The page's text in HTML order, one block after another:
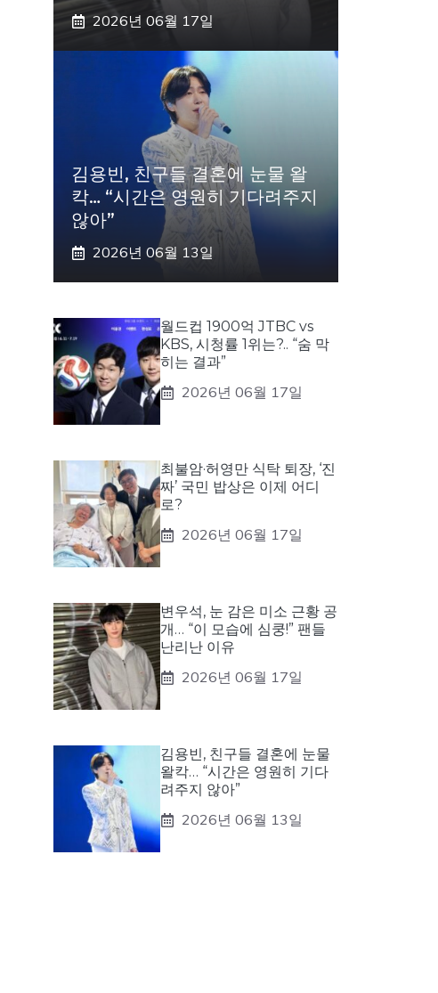
2026년 06월 17일
김용빈, 친구들 결혼에 눈물 왈
칵… “시간은 영원히 기다려주지
않아”
2026년 06월 13일
월드컵 1900억 JTBC vs
KBS, 시청률 1위는?.. “숨 막
히는 결과”
2026년 06월 17일
최불암·허영만 식탁 퇴장, ‘진
짜’ 국민 밥상은 이제 어디
로?
2026년 06월 17일
변우석, 눈 감은 미소 근황 공
개… “이 모습에 심쿵!” 팬들
난리난 이유
2026년 06월 17일
김용빈, 친구들 결혼에 눈물
왈칵… “시간은 영원히 기다
려주지 않아”
2026년 06월 13일